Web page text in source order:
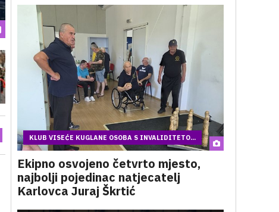
KLUB VISEĆE KUGLANE OSOBA S INVALIDITETO...
Ekipno osvojeno četvrto mjesto,
najbolji pojedinac natjecatelj
Karlovca Juraj Škrtić